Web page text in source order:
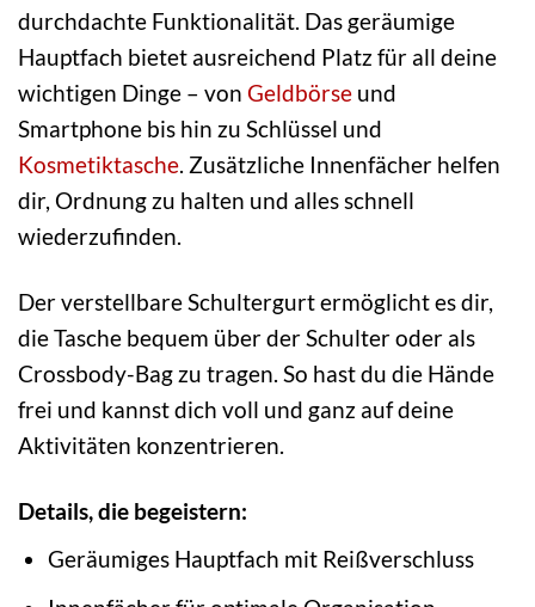
durchdachte Funktionalität. Das geräumige
Hauptfach bietet ausreichend Platz für all deine
wichtigen Dinge – von Geldbörse und
Smartphone bis hin zu Schlüssel und
Kosmetiktasche . Zusätzliche Innenfächer helfen
dir, Ordnung zu halten und alles schnell
wiederzufinden.
Der verstellbare Schultergurt ermöglicht es dir,
die Tasche bequem über der Schulter oder als
Crossbody-Bag zu tragen. So hast du die Hände
frei und kannst dich voll und ganz auf deine
Aktivitäten konzentrieren.
Details, die begeistern:
Geräumiges Hauptfach mit Reißverschluss